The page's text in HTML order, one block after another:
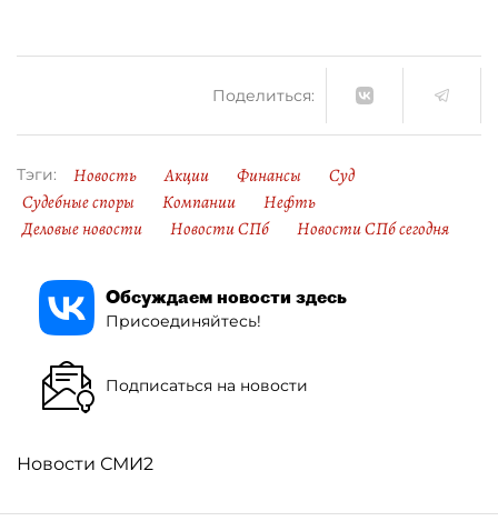
Поделиться:
Тэги: Новость Акции Финансы
Суд
Судебные споры
Компании
Нефть
Деловые новости
Новости СПб Новости СПб сегодня
Обсуждаем новости здесь
Присоединяйтесь!
Подписаться на новости
Новости СМИ2